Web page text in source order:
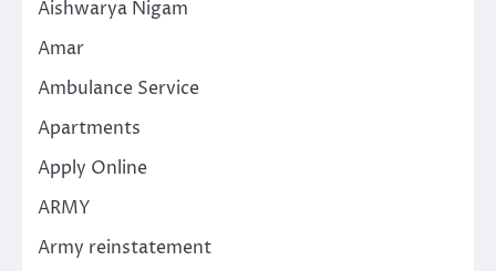
Aishwarya Nigam
Amar
Ambulance Service
Apartments
Apply Online
ARMY
Army reinstatement